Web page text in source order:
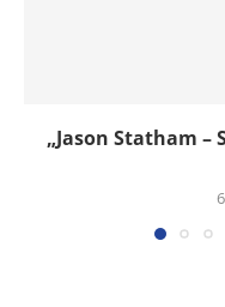
„Jason Statham –